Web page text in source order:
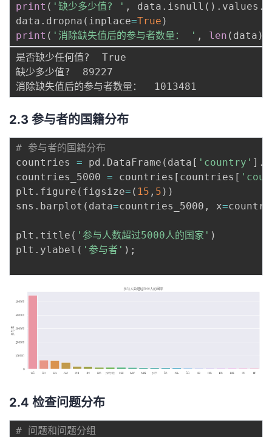
print ( '缺少多少值? ' , data . isnull ( ) . values .
data . dropna ( inplace=True )
print ( '消除缺失值后的参与者数量： ' , len ( data )
是否缺少任何值?  True
缺少多少值?  89227
2.3 参与者的国籍分布
# 参与者的国籍分布
countries = pd . DataFrame ( data [ 'country' ] .
countries_5000 = countries [ countries [
plt . figure ( figsize= ( 15 , 5 ) )
sns . barplot ( data=countries_5000 , x=
plt . title ( '参与人数超过5000人的国家' )
plt . ylabel ( '参与者' ) ;
2.4 检查问题分布
# 问题和问题分组